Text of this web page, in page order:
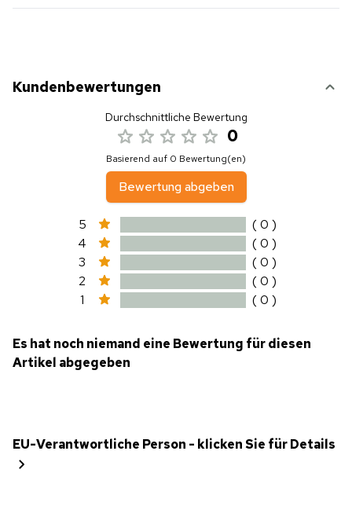
Kundenbewertungen
Durchschnittliche Bewertung
0
Basierend auf 0 Bewertung(en)
Bewertung abgeben
5
( 0 )
4
( 0 )
3
( 0 )
2
( 0 )
1
( 0 )
Es hat noch niemand eine Bewertung für diesen
Artikel abgegeben
EU-Verantwortliche Person - klicken Sie für Details